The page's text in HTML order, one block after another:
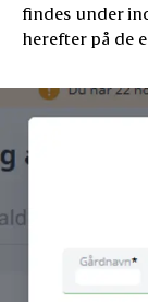
findes under
herefter på de